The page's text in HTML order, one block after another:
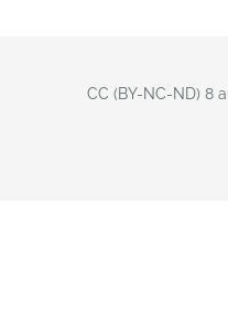
CC (BY-NC-ND) 8